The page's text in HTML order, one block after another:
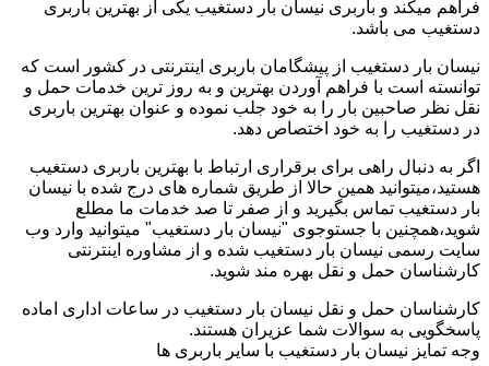
فراهم میکند و باربری نیسان بار دستغیب یکی از بهترین باربری
دستغیب می باشد.
نیسان بار دستغیب از پیشگامان باربری اینترنتی در کشور است که
توانسته است با فراهم آوردن بهترین و به روز ترین خدمات حمل و
نقل نظر صاحبین بار را به خود جلب نموده و عنوان بهترین باربری
در دستغیب را به خود اختصاص دهد.
اگر به دنبال راهی برای برقراری ارتباط با بهترین باربری دستغیب
هستید،میتوانید همین حالا از طریق شماره های درج شده با نیسان
بار دستغیب تماس بگیرید و از صفر تا صد خدمات ما مطلع
شوید،همچنین با جستوجوی "نیسان بار دستغیب" میتوانید وارد وب
سایت رسمی نیسان بار دستغیب شده و از مشاوره اینترنتی
کارشناسان حمل و نقل بهره مند شوید.
کارشناسان حمل و نقل نیسان بار دستغیب در ساعات اداری اماده
پاسخگویی به سوالات شما عزیران هستند.
وجه تمایز نیسان بار دستغیب با سایر باربری ها